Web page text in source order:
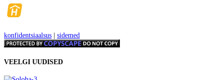
konfidentsiaalsus | sidemed
VEELGI UUDISED